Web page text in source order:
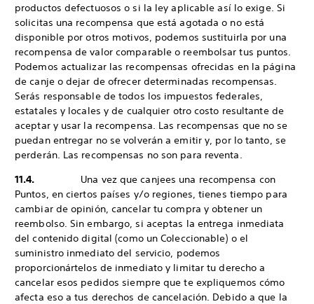
productos defectuosos o si la ley aplicable así lo exige. Si
solicitas una recompensa que está agotada o no está
disponible por otros motivos, podemos sustituirla por una
recompensa de valor comparable o reembolsar tus puntos.
Podemos actualizar las recompensas ofrecidas en la página
de canje o dejar de ofrecer determinadas recompensas.
Serás responsable de todos los impuestos federales,
estatales y locales y de cualquier otro costo resultante de
aceptar y usar la recompensa. Las recompensas que no se
puedan entregar no se volverán a emitir y, por lo tanto, se
perderán. Las recompensas no son para reventa.
11.4. Una vez que canjees una recompensa con
Puntos, en ciertos países y/o regiones, tienes tiempo para
cambiar de opinión, cancelar tu compra y obtener un
reembolso. Sin embargo, si aceptas la entrega inmediata
del contenido digital (como un Coleccionable) o el
suministro inmediato del servicio, podemos
proporcionártelos de inmediato y limitar tu derecho a
cancelar esos pedidos siempre que te expliquemos cómo
afecta eso a tus derechos de cancelación. Debido a que la